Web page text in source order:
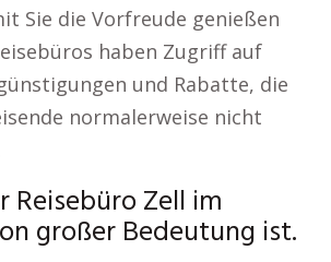
Sie die Vorfreude genießen
haben Zugriff auf
und Rabatte, die
normalerweise nicht
Reisebüro Zell im
großer Bedeutung ist.